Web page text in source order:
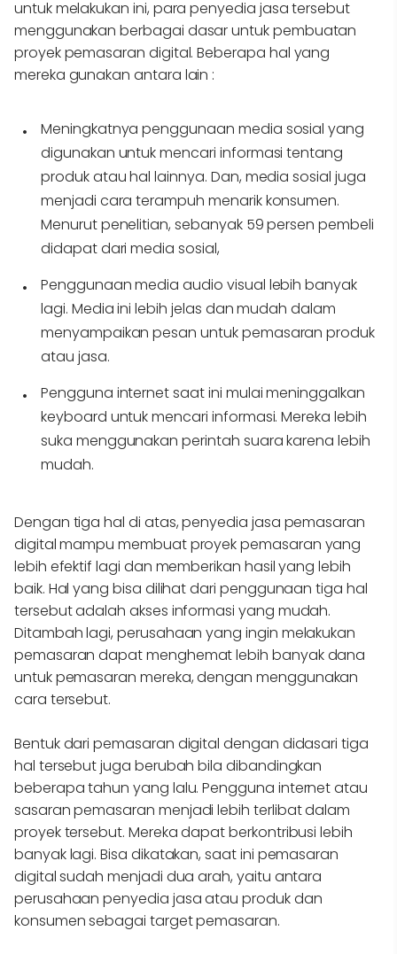
untuk melakukan ini, para penyedia jasa tersebut
menggunakan berbagai dasar untuk pembuatan
proyek pemasaran digital. Beberapa hal yang
mereka gunakan antara lain :
Meningkatnya penggunaan media sosial yang
digunakan untuk mencari informasi tentang
produk atau hal lainnya. Dan, media sosial juga
menjadi cara terampuh menarik konsumen.
Menurut penelitian, sebanyak 59 persen pembeli
didapat dari media sosial,
Penggunaan media audio visual lebih banyak
lagi. Media ini lebih jelas dan mudah dalam
menyampaikan pesan untuk pemasaran produk
atau jasa.
Pengguna internet saat ini mulai meninggalkan
keyboard untuk mencari informasi. Mereka lebih
suka menggunakan perintah suara karena lebih
mudah.
Dengan tiga hal di atas, penyedia jasa pemasaran
digital mampu membuat proyek pemasaran yang
lebih efektif lagi dan memberikan hasil yang lebih
baik. Hal yang bisa dilihat dari penggunaan tiga hal
tersebut adalah akses informasi yang mudah.
Ditambah lagi, perusahaan yang ingin melakukan
pemasaran dapat menghemat lebih banyak dana
untuk pemasaran mereka, dengan menggunakan
cara tersebut.
Bentuk dari pemasaran digital dengan didasari tiga
hal tersebut juga berubah bila dibandingkan
beberapa tahun yang lalu. Pengguna internet atau
sasaran pemasaran menjadi lebih terlibat dalam
proyek tersebut. Mereka dapat berkontribusi lebih
banyak lagi. Bisa dikatakan, saat ini pemasaran
digital sudah menjadi dua arah, yaitu antara
perusahaan penyedia jasa atau produk dan
konsumen sebagai target pemasaran.